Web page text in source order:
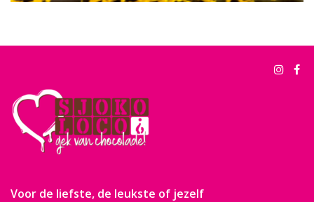
Voor de liefste, de leukste of jezelf